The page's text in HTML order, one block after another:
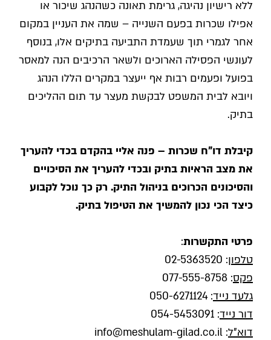
ללא רישיון נהיגה, גרימת תאונה כשהנהג שיכור או
אפילו שכרות בפעם השנייה – שמה את העניין במקום
אחר לגמרי תוך שעמדת התביעה בתיקים אלו, בנוסף
לעונשי הפסילה הארוכים ולשאר הרכיבים הנה למאסר
בפועל ופעמים רבות אף ייעצר במקרים הללו הנהג
ויובא לבית המשפט לבקשת מעצר עד תום ההליכים
בתיק.
קיבלת דו"ח שכרות – פנה אליי בהקדם בכדי להעריך
את מצב הראיות בתיק ובכדי להעריך את הסיכויים
והסיכונים הכרוכים בניהול התיק. רק כך נוכל לקבוע
כיצד הכי נכון להמשיך את הטיפול בתיק.
פרטי התקשרות:
טלפון:
02-5363520
פקס: 077-555-8758
גלעד נייד:
050-6271124
דור נייד:
054-5453091
דוא"ל:
info@meshulam-gilad.co.il